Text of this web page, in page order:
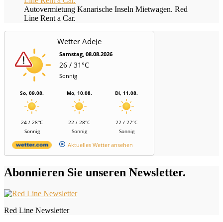
Autovermietung Kanarische Inseln Mietwagen. Red
Line Rent a Car.
Wetter Adeje
Samstag, 08.08.2026
26 / 31°C
Sonnig
So, 09.08.
24 / 28°C
Sonnig
Mo, 10.08.
22 / 28°C
Sonnig
Di, 11.08.
22 / 27°C
Sonnig
Aktuelles Wetter ansehen
Abonnieren Sie unseren Newsletter.
Red Line Newsletter